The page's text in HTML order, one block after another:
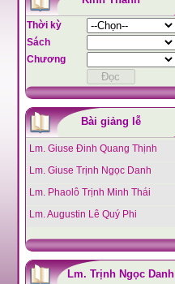
Thời kỳ
Sách
Chương
Bài giảng lễ
Lm. Giuse Đinh Quang Thịnh
Lm. Giuse Trịnh Ngọc Danh
Lm. Phaolô Trịnh Minh Thái
Lm. Augustin Lê Quý Phi
Lm. Trịnh Ngọc Danh